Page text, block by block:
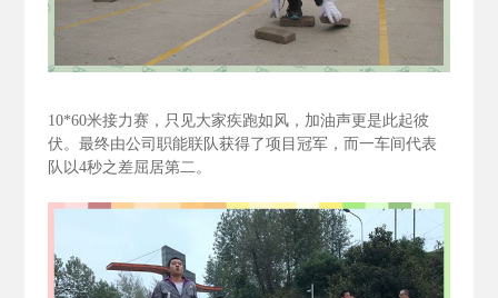
10*60米接力赛，只见大家疾跑如风，加油声更是此起彼
伏。最终由公司职能联队获得了项目冠军，而一车间代表
队以4秒之差屈居第二。